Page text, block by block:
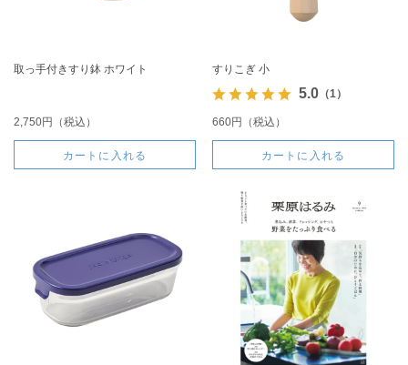
取っ手付きすり鉢 ホワイト
2,750円（税込）
カートに入れる
すりこぎ 小
5.0（1）
660円（税込）
カートに入れる